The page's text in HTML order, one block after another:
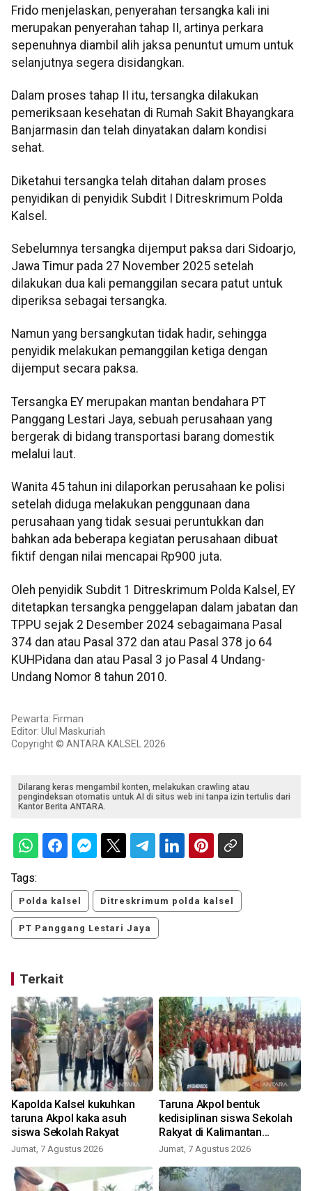
Frido menjelaskan, penyerahan tersangka kali ini
merupakan penyerahan tahap II, artinya perkara
sepenuhnya diambil alih jaksa penuntut umum untuk
selanjutnya segera disidangkan.
Dalam proses tahap II itu, tersangka dilakukan
pemeriksaan kesehatan di Rumah Sakit Bhayangkara
Banjarmasin dan telah dinyatakan dalam kondisi
sehat.
Diketahui tersangka telah ditahan dalam proses
penyidikan di penyidik Subdit I Ditreskrimum Polda
Kalsel.
Sebelumnya tersangka dijemput paksa dari Sidoarjo,
Jawa Timur pada 27 November 2025 setelah
dilakukan dua kali pemanggilan secara patut untuk
diperiksa sebagai tersangka.
Namun yang bersangkutan tidak hadir, sehingga
penyidik melakukan pemanggilan ketiga dengan
dijemput secara paksa.
Tersangka EY merupakan mantan bendahara PT
Panggang Lestari Jaya, sebuah perusahaan yang
bergerak di bidang transportasi barang domestik
melalui laut.
Wanita 45 tahun ini dilaporkan perusahaan ke polisi
setelah diduga melakukan penggunaan dana
perusahaan yang tidak sesuai peruntukkan dan
bahkan ada beberapa kegiatan perusahaan dibuat
fiktif dengan nilai mencapai Rp900 juta.
Oleh penyidik Subdit 1 Ditreskrimum Polda Kalsel, EY
ditetapkan tersangka penggelapan dalam jabatan dan
TPPU sejak 2 Desember 2024 sebagaimana Pasal
374 dan atau Pasal 372 dan atau Pasal 378 jo 64
KUHPidana dan atau Pasal 3 jo Pasal 4 Undang-
Undang Nomor 8 tahun 2010.
Pewarta: Firman
Editor: Ulul Maskuriah
Copyright © ANTARA KALSEL 2026
Dilarang keras mengambil konten, melakukan crawling atau
pengindeksan otomatis untuk AI di situs web ini tanpa izin tertulis dari
Kantor Berita ANTARA.
Tags:
Polda kalsel Ditreskrimum polda kalsel
PT Panggang Lestari Jaya
Terkait
Kapolda Kalsel kukuhkan
taruna Akpol kaka asuh
siswa Sekolah Rakyat
Jumat, 7 Agustus 2026
Taruna Akpol bentuk
kedisiplinan siswa Sekolah
Rakyat di Kalimantan
Selatan
Jumat, 7 Agustus 2026